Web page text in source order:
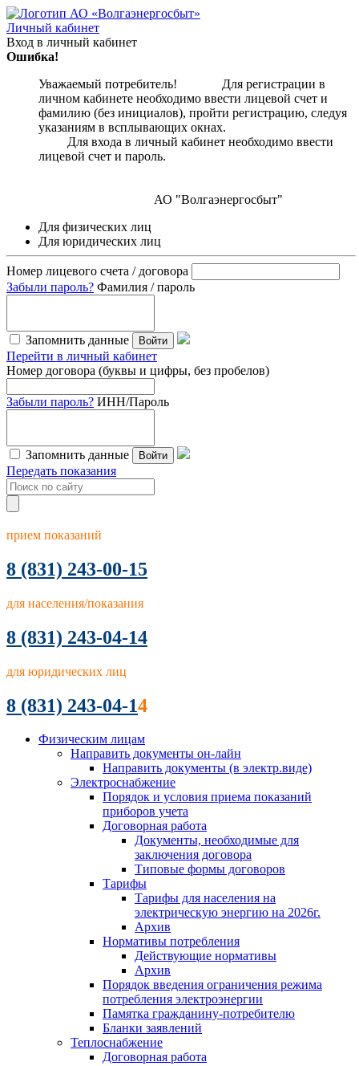
Личный кабинет
Вход в личный кабинет
Ошибка!
Уважаемый потребитель! Для регистрации в
личном кабинете необходимо ввести лицевой счет и
фамилию (без инициалов), пройти регистрацию, следуя
указаниям в всплывающих окнах.
Для входа в личный кабинет необходимо ввести
лицевой счет и пароль.
АО "Волгаэнергосбыт"
Для физических лиц
Для юридических лиц
Номер лицевого счета / договора
Забыли пароль? Фамилия / пароль
Запомнить данные Войти
Перейти в личный кабинет
Номер договора (буквы и цифры, без пробелов)
Забыли пароль? ИНН/Пароль
Запомнить данные Войти
Передать показания
прием показаний
8 (831) 243-00-15
для населения/показания
8 (831) 243-04-14
для юридических лиц
8 (831) 243-04-14
Физическим лицам
Направить документы он-лайн
Направить документы (в электр.виде)
Электроснабжение
Порядок и условия приема показаний
приборов учета
Договорная работа
Документы, необходимые для
заключения договора
Типовые формы договоров
Тарифы
Тарифы для населения на
электрическую энергию на 2026г.
Архив
Нормативы потребления
Действующие нормативы
Архив
Порядок введения ограничения режима
потребления электроэнергии
Памятка гражданину-потребителю
Бланки заявлений
Теплоснабжение
Договорная работа